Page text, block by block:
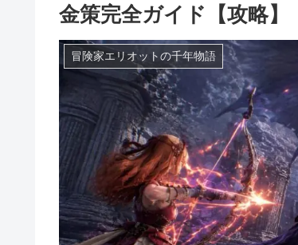
金策完全ガイド【攻略】
冒険家エリオットの千年物語